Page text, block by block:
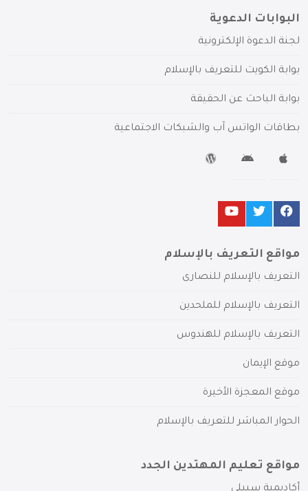
البوابات الدعوية
لجنة الدعوة الإلكترونية
بوابة الكويت للتعريف بالإسلام
بوابة الباحث عن الحقيقة
بطاقات الواتس آب والشبكات الاجتماعية
مواقع التعريف بالإسلام
التعريف بالإسلام للنصارى
التعريف بالإسلام للملحدين
التعريف بالإسلام للهندوس
موقع الإيمان
موقع المعجزة الأخيرة
الحوار المباشر للتعريف بالإسلام
مواقع تعليم المهتدين الجدد